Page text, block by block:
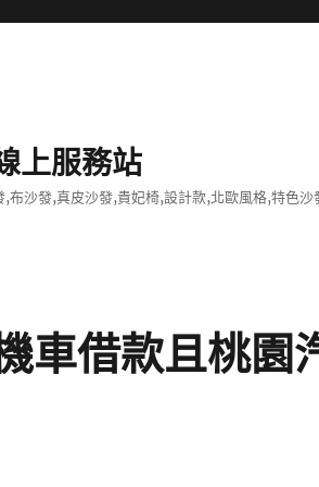
上服務站
沙發,真皮沙發,貴妃椅,設計款,北歐風格,特色沙
車借款且桃園